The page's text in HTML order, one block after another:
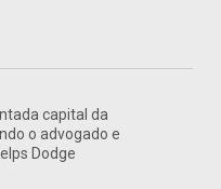
capital da
o advogado e
Dodge